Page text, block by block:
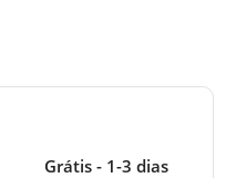
Grátis - 1-3 dias